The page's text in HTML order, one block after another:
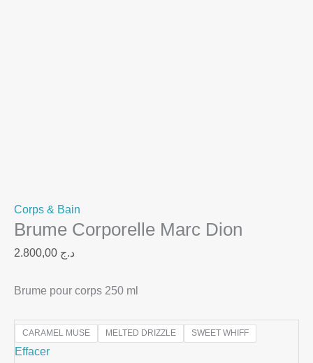
Corps & Bain
Brume Corporelle Marc Dion
د.ج
Brume pour corps 250 ml
CARAMEL MUSE MELTED DRIZZLE SWEET WHIFF
Effacer